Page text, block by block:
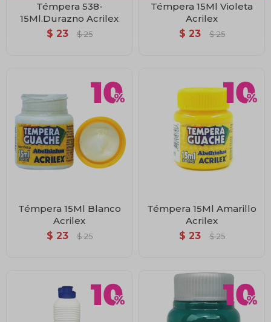
Témpera 538-
15Ml.Durazno Acrilex
$ 23 $ 25
Témpera 15Ml Violeta
Acrilex
$ 23 $ 25
Témpera 15Ml Blanco
Acrilex
$ 23 $ 25
Témpera 15Ml Amarillo
Acrilex
$ 23 $ 25